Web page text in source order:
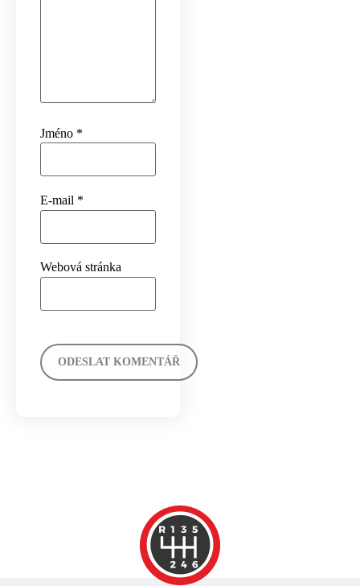
Jméno *
E-mail *
Webová stránka